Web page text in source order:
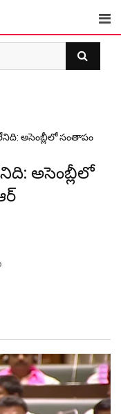
అసెంబ్లీలో సంతాపం
అసెంబ్లీలో